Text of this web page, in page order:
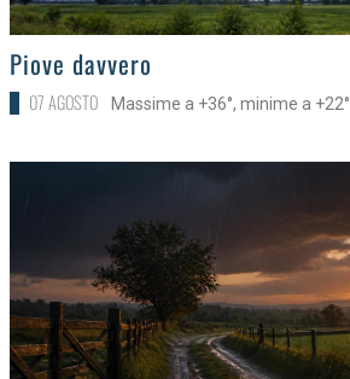
>
Piove davvero
07 AGOSTO Massime a +36°, minime a +22°